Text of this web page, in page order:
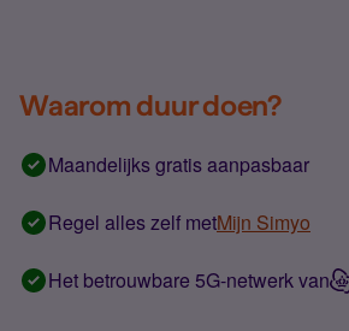
Waarom duur doen?
Maandelijks gratis aanpasbaar
Regel alles zelf metMijn Simyo
Het betrouwbare 5G-netwerk van